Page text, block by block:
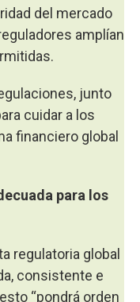
del mercado
amplían
junto
cuidar a los
financiero global
para los
regulatoria global
consistente e
“pondrá orden